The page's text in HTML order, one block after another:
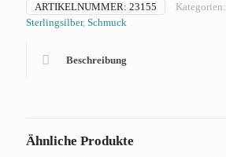
ARTIKELNUMMER: 23155 Kategorien:
Sterlingsilber, Schmuck
Beschreibung
Ähnliche Produkte